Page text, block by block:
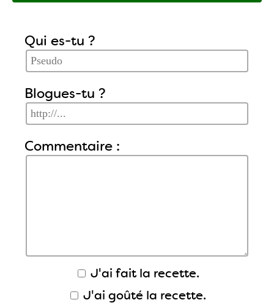
Qui es-tu ?
Blogues-tu ?
Commentaire :
J'ai fait la recette.
J'ai goûté la recette.